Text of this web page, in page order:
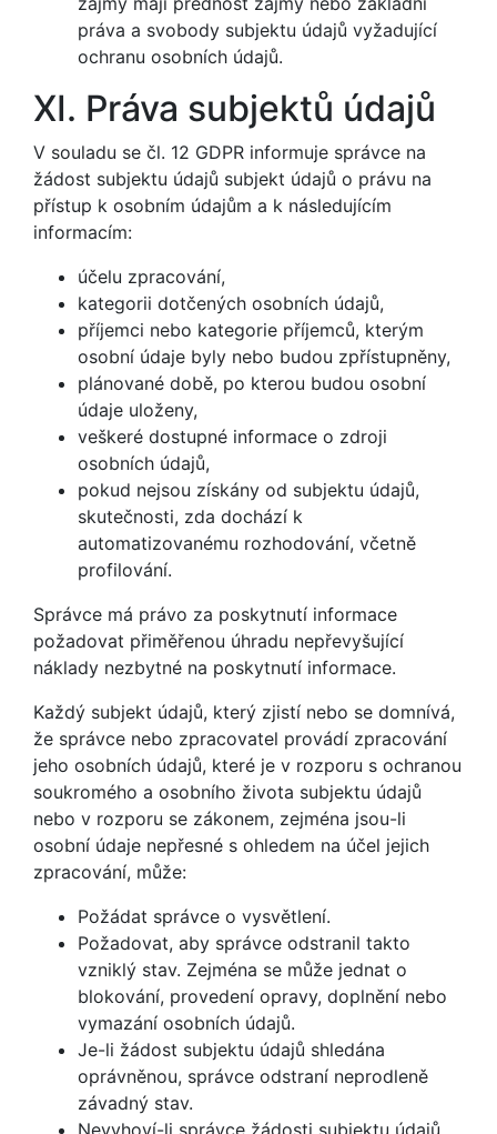
práva a svobody subjektu údajů vyžadující
ochranu osobních údajů.
XI. Práva subjektů údajů
V souladu se čl. 12 GDPR informuje správce na
žádost subjektu údajů subjekt údajů o právu na
přístup k osobním údajům a k následujícím
informacím:
účelu zpracování,
kategorii dotčených osobních údajů,
příjemci nebo kategorie příjemců, kterým
osobní údaje byly nebo budou zpřístupněny,
plánované době, po kterou budou osobní
údaje uloženy,
veškeré dostupné informace o zdroji
osobních údajů,
pokud nejsou získány od subjektu údajů,
skutečnosti, zda dochází k
automatizovanému rozhodování, včetně
profilování.
Správce má právo za poskytnutí informace
požadovat přiměřenou úhradu nepřevyšující
náklady nezbytné na poskytnutí informace.
Každý subjekt údajů, který zjistí nebo se domnívá,
že správce nebo zpracovatel provádí zpracování
jeho osobních údajů, které je v rozporu s ochranou
soukromého a osobního života subjektu údajů
nebo v rozporu se zákonem, zejména jsou-li
osobní údaje nepřesné s ohledem na účel jejich
zpracování, může:
Požádat správce o vysvětlení.
Požadovat, aby správce odstranil takto
vzniklý stav. Zejména se může jednat o
blokování, provedení opravy, doplnění nebo
vymazání osobních údajů.
Je-li žádost subjektu údajů shledána
oprávněnou, správce odstraní neprodleně
závadný stav.
Nevyhoví-li správce žádosti subjektu údajů,